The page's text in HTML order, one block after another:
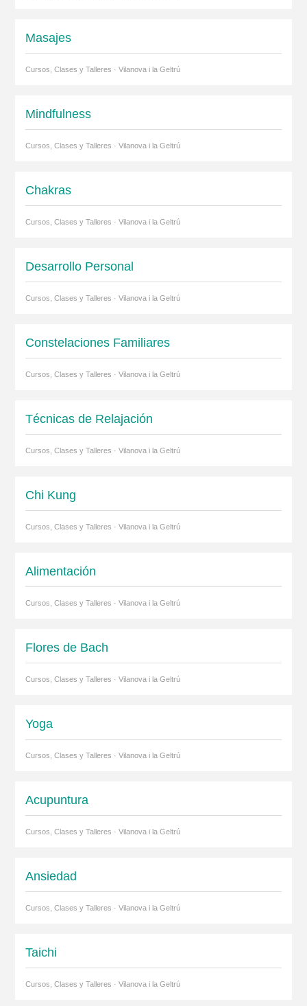
Masajes
Cursos, Clases y Talleres · Vilanova i la Geltrú
Mindfulness
Cursos, Clases y Talleres · Vilanova i la Geltrú
Chakras
Cursos, Clases y Talleres · Vilanova i la Geltrú
Desarrollo Personal
Cursos, Clases y Talleres · Vilanova i la Geltrú
Constelaciones Familiares
Cursos, Clases y Talleres · Vilanova i la Geltrú
Técnicas de Relajación
Cursos, Clases y Talleres · Vilanova i la Geltrú
Chi Kung
Cursos, Clases y Talleres · Vilanova i la Geltrú
Alimentación
Cursos, Clases y Talleres · Vilanova i la Geltrú
Flores de Bach
Cursos, Clases y Talleres · Vilanova i la Geltrú
Yoga
Cursos, Clases y Talleres · Vilanova i la Geltrú
Acupuntura
Cursos, Clases y Talleres · Vilanova i la Geltrú
Ansiedad
Cursos, Clases y Talleres · Vilanova i la Geltrú
Taichi
Cursos, Clases y Talleres · Vilanova i la Geltrú